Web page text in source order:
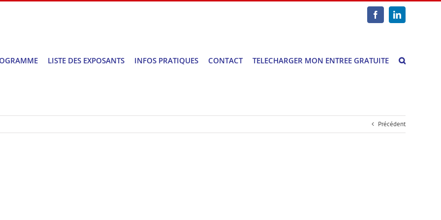
FacebookLinkedIn
LISTE DES EXPOSANTS INFOS PRATIQUES CONTACT TELECHARGER MON ENTREE GRATUITE
Précédent